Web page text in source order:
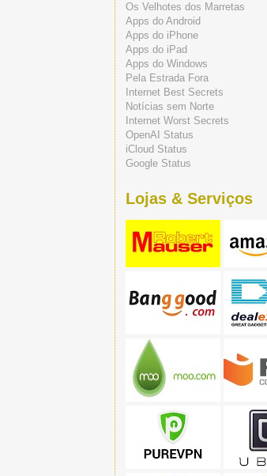
Os Velhotes dos Marretas
Apps do Android
Apps do iPhone
Apps do iPad
Apps do Windows
Pela Estrada Fora
Internet Best Secrets
Notícias sem Norte
Internet Worst Secrets
OpenAI Status
iCloud Status
Google Status
Lojas & Serviços